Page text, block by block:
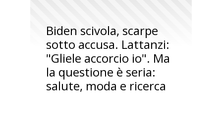
Biden scivola, scarpe
sotto accusa. Lattanzi:
"Gliele accorcio io". Ma
la questione è seria:
salute, moda e ricerca